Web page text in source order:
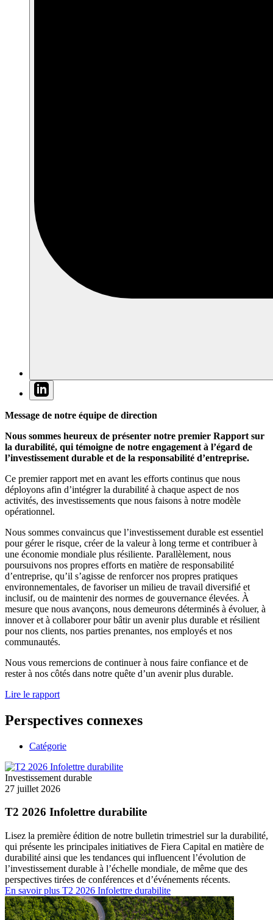
Message de notre équipe de direction
Nous sommes heureux de présenter notre premier Rapport sur
la durabilité, qui témoigne de notre engagement à l’égard de
l’investissement durable et de la responsabilité d’entreprise.
Ce premier rapport met en avant les efforts continus que nous
déployons afin d’intégrer la durabilité à chaque aspect de nos
activités, des investissements que nous faisons à notre modèle
opérationnel.
Nous sommes convaincus que l’investissement durable est essentiel
pour gérer le risque, créer de la valeur à long terme et contribuer à
une économie mondiale plus résiliente. Parallèlement, nous
poursuivons nos propres efforts en matière de responsabilité
d’entreprise, qu’il s’agisse de renforcer nos propres pratiques
environnementales, de favoriser un milieu de travail diversifié et
inclusif, ou de maintenir des normes de gouvernance élevées. À
mesure que nous avançons, nous demeurons déterminés à évoluer, à
innover et à collaborer pour bâtir un avenir plus durable et résilient
pour nos clients, nos parties prenantes, nos employés et nos
communautés.
Nous vous remercions de continuer à nous faire confiance et de
rester à nos côtés dans notre quête d’un avenir plus durable.
Lire le rapport
Perspectives connexes
Catégorie
Investissement durable
27 juillet 2026
T2 2026 Infolettre durabilite
Lisez la première édition de notre bulletin trimestriel sur la durabilité,
qui présente les principales initiatives de Fiera Capital en matière de
durabilité ainsi que les tendances qui influencent l’évolution de
l’investissement durable à l’échelle mondiale, de même que des
perspectives tirées de conférences et d’événements récents.
En savoir plus T2 2026 Infolettre durabilite